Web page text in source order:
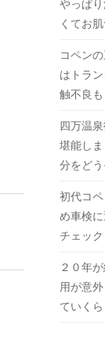
やっぱ
くてお
コペン
はトラ
触不良も
四万温
堪能し
分をどう
初代コ
め車検
チェッ
２０年
用が意
ていくら